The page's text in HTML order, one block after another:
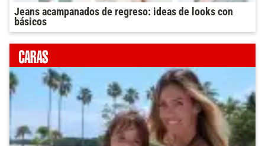
Jeans acampanados de regreso: ideas de looks con
básicos